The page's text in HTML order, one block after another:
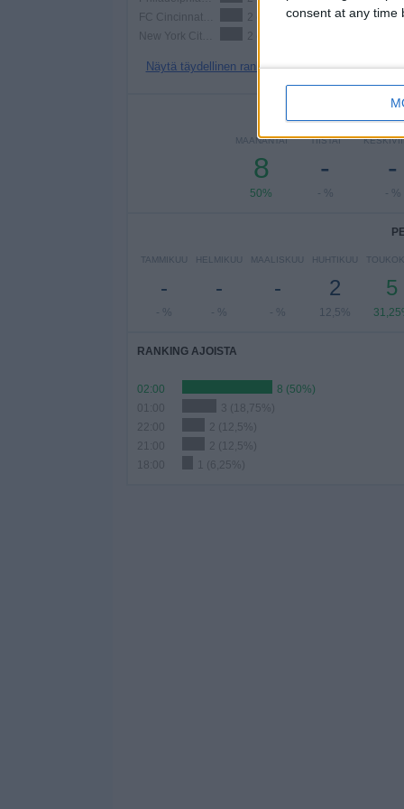
consent at any time
2 (12,5%)
2 (12,5%)
Näytä täydellinen ranking
MAANANTAI
8
50%
TIISTAI
-
- %
-
- %
TAMMIKUU
-
- %
HELMIKUU
-
- %
MAALISKUU
-
- %
HUHTIKUU
2
12,5%
5
RANKING AJOISTA
02:00
8 (50%)
3 (18,75%)
22:00
2 (12,5%)
21:00
2 (12,5%)
18:00
1 (6,25%)